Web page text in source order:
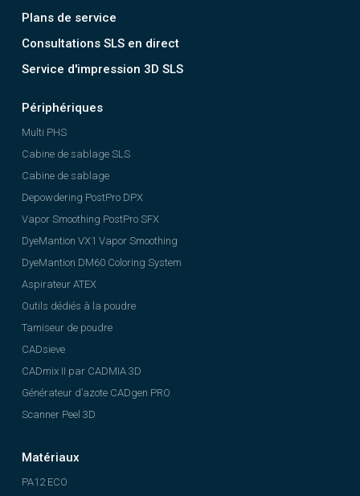
Plans de service
Consultations SLS en direct
Service d'impression 3D SLS
Périphériques
Multi PHS
Cabine de sablage SLS
Cabine de sablage
Depowdering PostPro DPX
Vapor Smoothing PostPro SFX
DyeMantion VX1 Vapor Smoothing
DyeMantion DM60 Coloring System
Aspirateur ATEX
Outils dédiés à la poudre
Tamiseur de poudre
CADsieve
CADmix II par CADMIA 3D
Générateur d’azote CADgen PRO
Scanner Peel 3D
Matériaux
PA12 ECO